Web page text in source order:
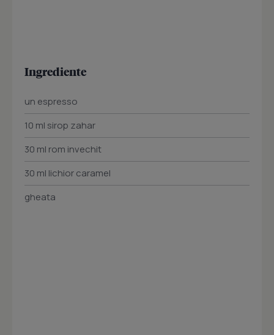
Ingrediente
un espresso
10 ml sirop zahar
30 ml rom invechit
30 ml lichior caramel
gheata